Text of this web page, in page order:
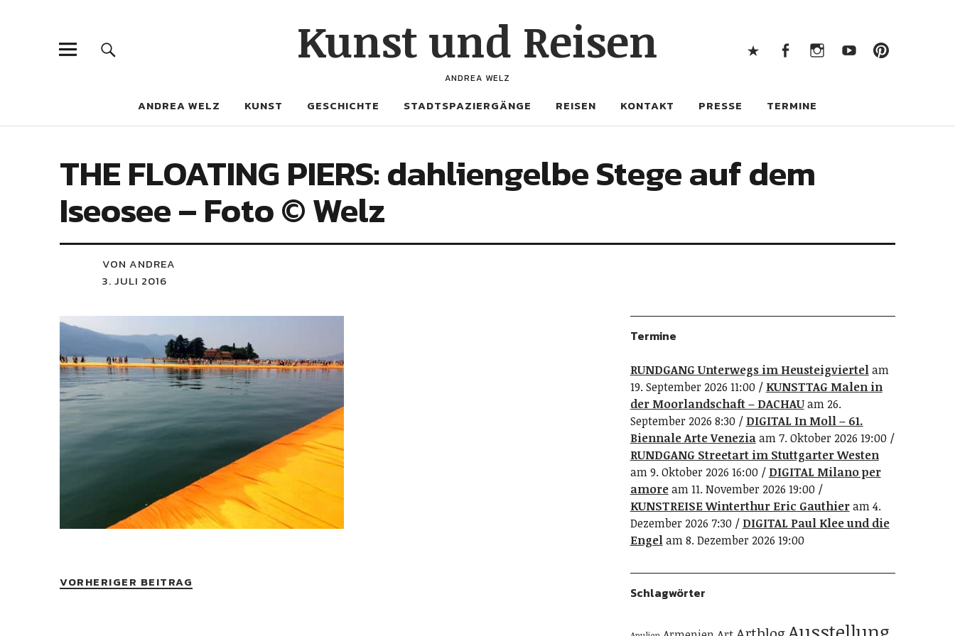
Kunst und Reisen
ANDREA WELZ
ANDREA WELZ KUNST GESCHICHTE STADTSPAZIERGÄNGE REISEN KONTAKT PRESSE TERMINE
THE FLOATING PIERS: dahliengelbe Stege auf dem
Iseosee – Foto © Welz
VON ANDREA
3. JULI 2016
VORHERIGER BEITRAG
Termine
RUNDGANG Unterwegs im Heusteigviertelam
19. September 2026 11:00
KUNSTTAG Malen in
der Moorlandschaft – DACHAUam 26.
September 2026 8:30
DIGITAL In Moll – 61.
Biennale Arte Veneziaam 7. Oktober 2026 19:00
RUNDGANG Streetart im Stuttgarter Westen
am 9. Oktober 2026 16:00
DIGITAL Milano per
amoream 11. November 2026 19:00
KUNSTREISE Winterthur Eric Gauthieram 4.
Dezember 2026 7:30
DIGITAL Paul Klee und die
Engelam 8. Dezember 2026 19:00
Schlagwörter